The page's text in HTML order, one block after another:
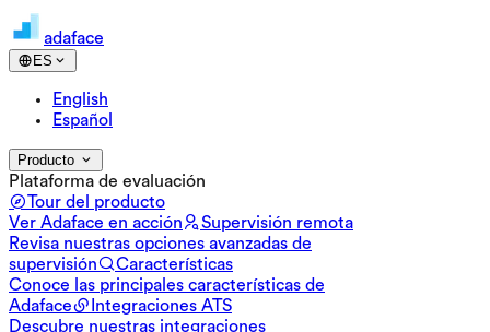
adaface
ES
English
Español
Producto
Plataforma de evaluación
Tour del producto
Ver Adaface en acción
Supervisión remota
Revisa nuestras opciones avanzadas de
supervisión
Características
Conoce las principales características de
Adaface
Integraciones ATS
Descubre nuestras integraciones